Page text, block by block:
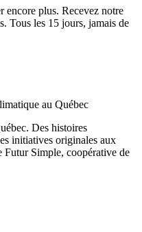
encore plus. Recevez notre
Tous les 15 jours, jamais de
Des histoires
initiatives originales aux
Futur Simple, coopérative de